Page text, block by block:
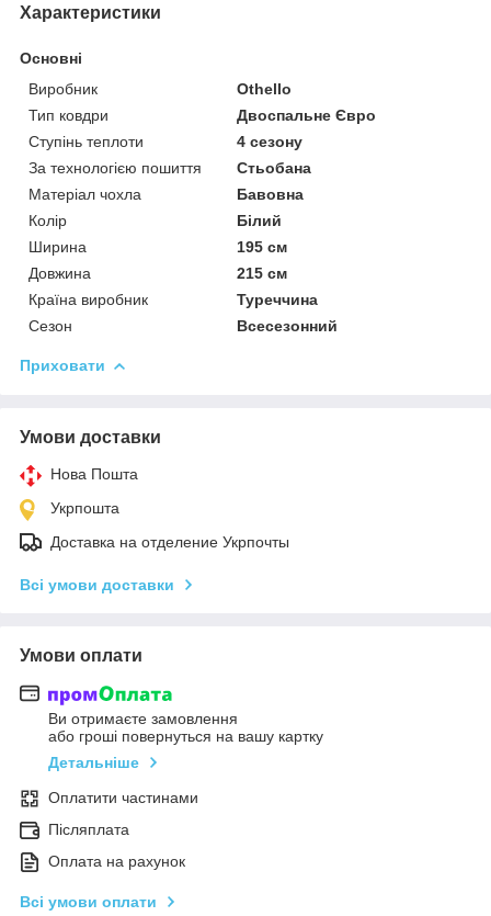
Характеристики
Основні
Виробник
Othello
Тип ковдри
Двоспальне Євро
Ступінь теплоти
4 сезону
За технологією пошиття
Стьобана
Матеріал чохла
Бавовна
Колір
Білий
Ширина
195 см
Довжина
215 см
Країна виробник
Туреччина
Сезон
Всесезонний
Приховати
Умови доставки
Нова Пошта
Укрпошта
Доставка на отделение Укрпочты
Всі умови доставки
Умови оплати
Ви отримаєте замовлення
або гроші повернуться на вашу картку
Детальніше
Оплатити частинами
Післяплата
Оплата на рахунок
Всі умови оплати